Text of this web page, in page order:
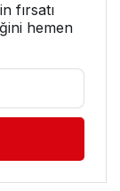
fırsatı
hemen